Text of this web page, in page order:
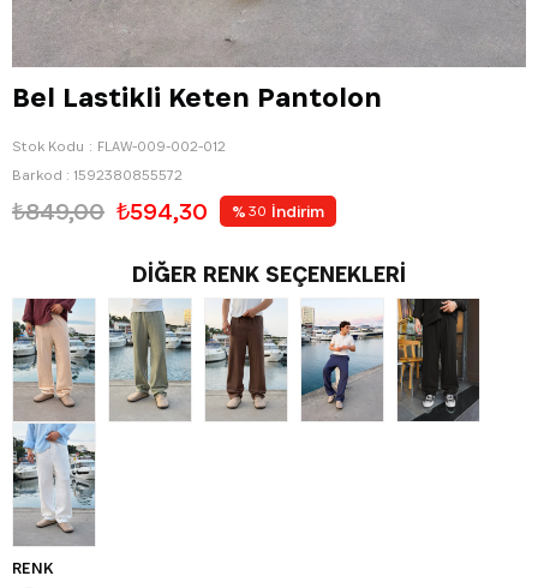
Bel Lastikli Keten Pantolon
Stok Kodu
FLAW-009-002-012
Barkod : 1592380855572
₺849,00 ₺594,30 % 30 İndirim
DIĞER RENK SEÇENEKLERI
RENK